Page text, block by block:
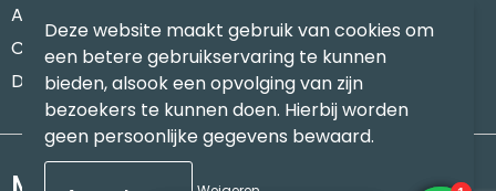
Algemene voorwaarden
Cookieverklaring
Disclaimer
Deze website maakt gebruik van cookies om
een betere gebruikservaring te kunnen
bieden, alsook een opvolging van zijn
bezoekers te kunnen doen. Hierbij worden
geen persoonlijke gegevens bewaard.